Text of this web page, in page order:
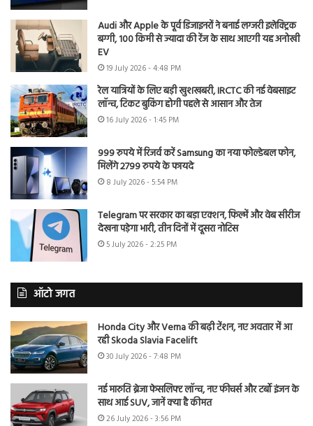
Audi और Apple के पूर्व डिजाइनरों ने बनाई लग्जरी इलेक्ट्रिक
बग्गी, 100 किमी से ज्यादा की रेंज के साथ आएगी यह अनोखी
EV
19 July 2026 - 4:48 PM
रेल यात्रियों के लिए बड़ी खुशखबरी, IRCTC की नई वेबसाइट
लॉन्च, टिकट बुकिंग होगी पहले से आसान और तेज
16 July 2026 - 1:45 PM
999 रुपये में रिजर्व करें Samsung का नया फोल्डेबल फोन,
मिलेंगे 2799 रुपये के फायदे
8 July 2026 - 5:54 PM
Telegram पर सरकार का बड़ा एक्शन, फिल्में और वेब सीरीज
देखना पड़ेगा भारी, तीन दिनों में दूसरा नोटिस
5 July 2026 - 2:25 PM
ऑटो जगत
Honda City और Verna की बढ़ी टेंशन, नए अवतार में आ
रही Skoda Slavia Facelift
30 July 2026 - 7:48 PM
नई मारुति ब्रेजा फेसलिफ्ट लॉन्च, नए फीचर्स और टर्बो इंजन के
साथ आई SUV, जानें क्या है कीमत
26 July 2026 - 3:56 PM